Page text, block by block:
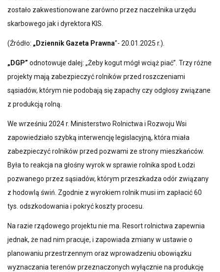
zostało zakwestionowane zarówno przez naczelnika urzędu
skarbowego jak i dyrektora KIS.
(Źródło: „Dziennik Gazeta Prawna”- 20.01.2025 r.).
„DGP” odnotowuje dalej: „Żeby kogut mógł wciąż piać”. Trzy różne
projekty mają zabezpieczyć rolników przed roszczeniami
sąsiadów, którym nie podobają się zapachy czy odgłosy związane
z produkcją rolną.
We wrześniu 2024 r. Ministerstwo Rolnictwa i Rozwoju Wsi
zapowiedziało szybką interwencję legislacyjną, która miała
zabezpieczyć rolników przed pozwami ze strony mieszkańców.
Była to reakcja na głośny wyrok w sprawie rolnika spod Łodzi
pozwanego przez sąsiadów, którym przeszkadza odór związany
z hodowlą świń. Zgodnie z wyrokiem rolnik musi im zapłacić 60
tys. odszkodowania i pokryć koszty procesu.
Na razie rządowego projektu nie ma. Resort rolnictwa zapewnia
jednak, że nad nim pracuje, i zapowiada zmiany w ustawie o
planowaniu przestrzennym oraz wprowadzeniu obowiązku
wyznaczania terenów przeznaczonych wyłącznie na produkcję